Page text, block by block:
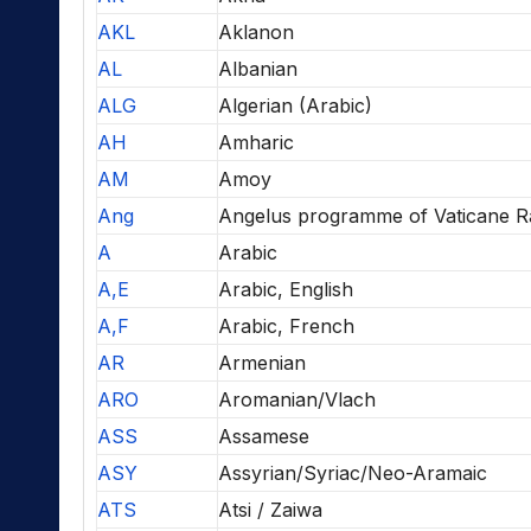
AKL
Aklanon
AL
Albanian
ALG
Algerian (Arabic)
AH
Amharic
AM
Amoy
Ang
Angelus programme of Vaticane
A
Arabic
A,E
Arabic, English
A,F
Arabic, French
AR
Armenian
ARO
Aromanian/Vlach
ASS
Assamese
ASY
Assyrian/Syriac/Neo-Aramaic
ATS
Atsi / Zaiwa